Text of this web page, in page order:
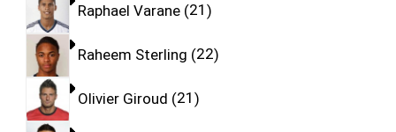
Raphael Varane 21
Raheem Sterling 22
Olivier Giroud 21